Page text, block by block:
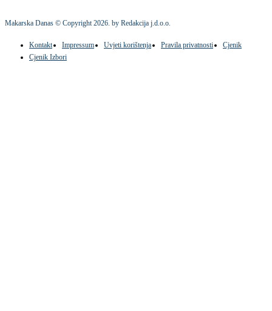
Makarska Danas © Copyright2026. by Redakcija j.d.o.o.
Kontakt Impressum Uvjeti korištenja Pravila privatnosti
Cjenik
Cjenik Izbori